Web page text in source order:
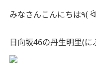
日向坂46の丹生明里(に